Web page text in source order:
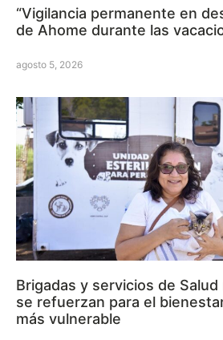
“Vigilancia permanente en
de Ahome durante las
agosto 5, 2026
Brigadas y servicios de
se refuerzan para el
más vulnerable